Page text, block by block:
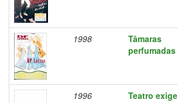
1998
Tâmaras
perfumadas
1996
Teatro exige